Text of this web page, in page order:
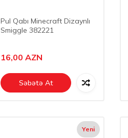
Pul Qabı Minecraft Dizaynlı
Smiggle 382221
16,00 AZN
Səbətə At
Yeni